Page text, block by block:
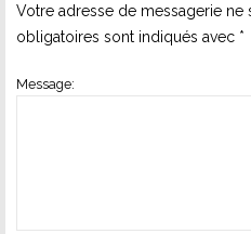
Votre adresse de messagerie ne
obligatoires sont indiqués avec *
Message: